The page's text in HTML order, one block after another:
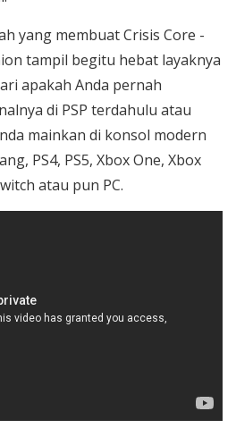
yang membuat Crisis Core -
tampil begitu hebat layaknya
apakah Anda pernah
di PSP terdahulu atau
mainkan di konsol modern
PS4, PS5, Xbox One, Xbox
atau pun PC.